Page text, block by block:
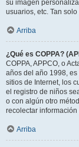
su imagen
usuarios, etc. Tan
Arriba
¿Qué es COPPA?
COPPA, APPCO, o
años del año 1998,
sitios de Internet, los
el registro de niños
o con algún otro
recolectar
Arriba